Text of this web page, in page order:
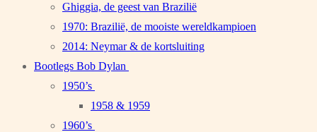
Ghiggia, de geest van Brazilië
1970: Brazilië, de mooiste wereldkampioen
2014: Neymar & de kortsluiting
Bootlegs Bob Dylan
1950’s
1958 & 1959
1960’s